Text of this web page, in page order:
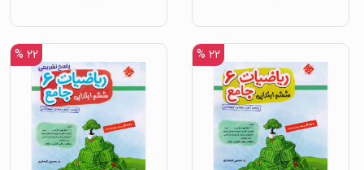
۲۲ % ۲۲ %